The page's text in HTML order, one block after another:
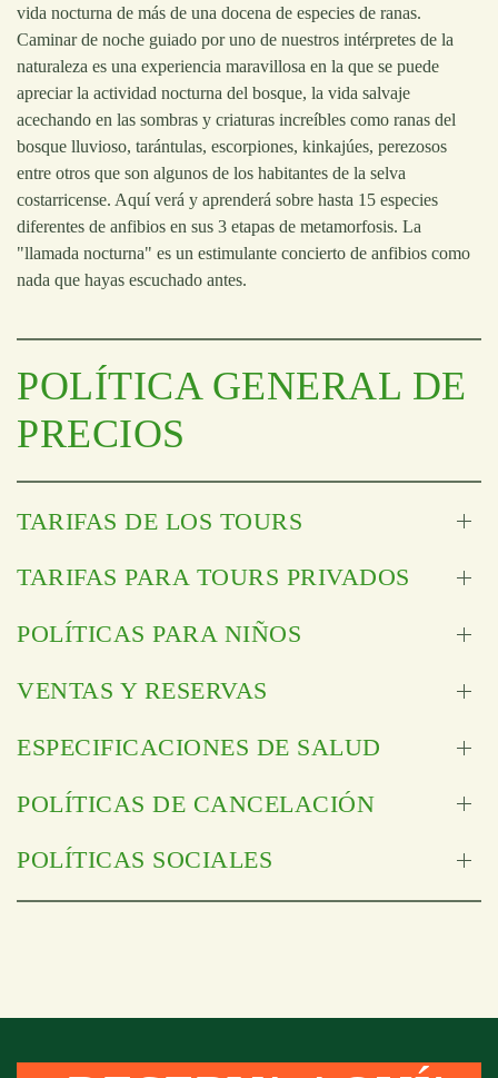
vida nocturna de más de una docena de especies de ranas.
Caminar de noche guiado por uno de nuestros intérpretes de la
naturaleza es una experiencia maravillosa en la que se puede
apreciar la actividad nocturna del bosque, la vida salvaje
acechando en las sombras y criaturas increíbles como ranas del
bosque lluvioso, tarántulas, escorpiones, kinkajúes, perezosos
entre otros que son algunos de los habitantes de la selva
costarricense. Aquí verá y aprenderá sobre hasta 15 especies
diferentes de anfibios en sus 3 etapas de metamorfosis. La
"llamada nocturna" es un estimulante concierto de anfibios como
nada que hayas escuchado antes.
POLÍTICA GENERAL DE
PRECIOS
TARIFAS DE LOS TOURS
TARIFAS PARA TOURS PRIVADOS
POLÍTICAS PARA NIÑOS
VENTAS Y RESERVAS
ESPECIFICACIONES DE SALUD
POLÍTICAS DE CANCELACIÓN
POLÍTICAS SOCIALES